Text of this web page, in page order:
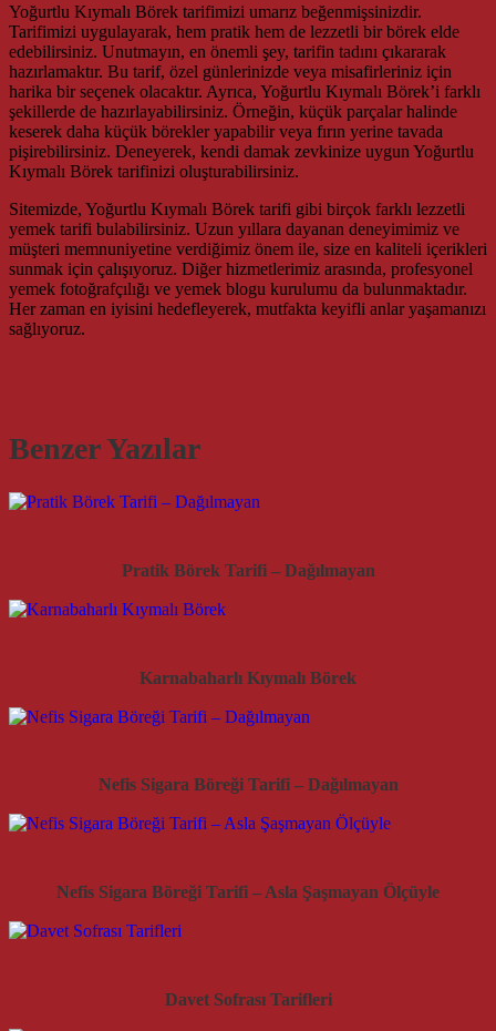
Yoğurtlu Kıymalı Börek tarifimizi umarız beğenmişsinizdir.
Tarifimizi uygulayarak, hem pratik hem de lezzetli bir börek elde
edebilirsiniz. Unutmayın, en önemli şey, tarifin tadını çıkararak
hazırlamaktır. Bu tarif, özel günlerinizde veya misafirleriniz için
harika bir seçenek olacaktır. Ayrıca, Yoğurtlu Kıymalı Börek’i farklı
şekillerde de hazırlayabilirsiniz. Örneğin, küçük parçalar halinde
keserek daha küçük börekler yapabilir veya fırın yerine tavada
pişirebilirsiniz. Deneyerek, kendi damak zevkinize uygun Yoğurtlu
Kıymalı Börek tarifinizi oluşturabilirsiniz.
Sitemizde, Yoğurtlu Kıymalı Börek tarifi gibi birçok farklı lezzetli
yemek tarifi bulabilirsiniz. Uzun yıllara dayanan deneyimimiz ve
müşteri memnuniyetine verdiğimiz önem ile, size en kaliteli içerikleri
sunmak için çalışıyoruz. Diğer hizmetlerimiz arasında, profesyonel
yemek fotoğrafçılığı ve yemek blogu kurulumu da bulunmaktadır.
Her zaman en iyisini hedefleyerek, mutfakta keyifli anlar yaşamanızı
sağlıyoruz.
Benzer Yazılar
Pratik Börek Tarifi – Dağılmayan
Karnabaharlı Kıymalı Börek
Nefis Sigara Böreği Tarifi – Dağılmayan
Nefis Sigara Böreği Tarifi – Asla Şaşmayan Ölçüyle
Davet Sofrası Tarifleri